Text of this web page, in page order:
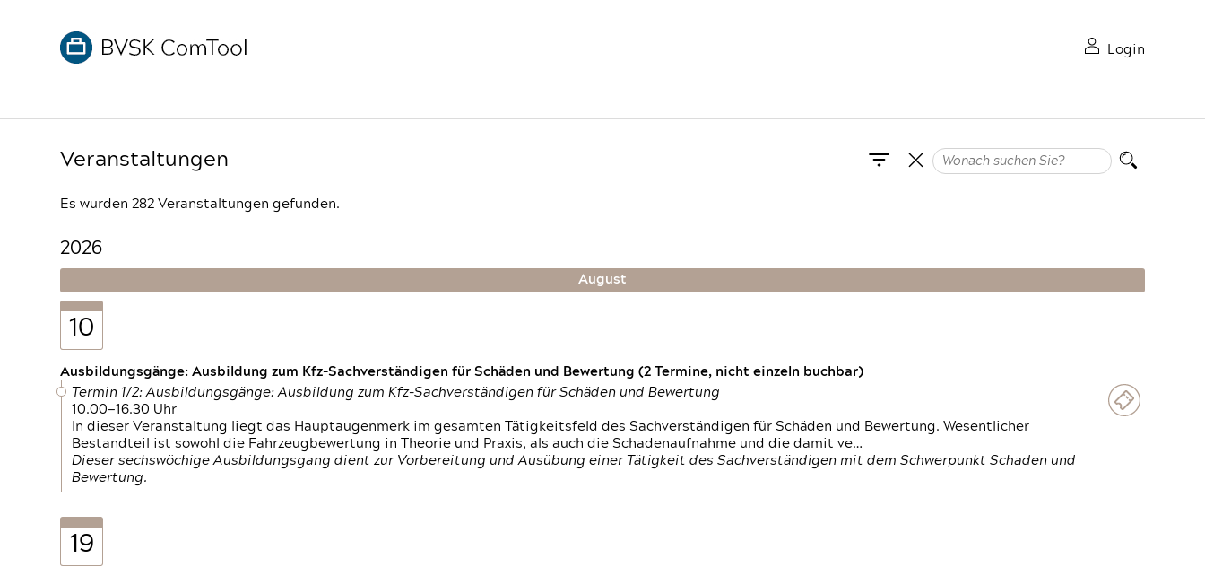
Login
Veranstaltungen
Es wurden 282 Veranstaltungen gefunden.
2026
August
10
Ausbildungsgänge: Ausbildung zum Kfz-Sachverständigen für Schäden und Bewertung (2 Termine, nicht einzeln buchbar)
Termin 1/2: Ausbildungsgänge: Ausbildung zum Kfz-Sachverständigen für Schäden und Bewertung
10.00—16.30 Uhr
In dieser Veranstaltung liegt das Hauptaugenmerk im gesamten Tätigkeitsfeld des Sachverständigen für Schäden und Bewertung. Wesentlicher
Bestandteil ist sowohl die Fahrzeugbewertung in Theorie und Praxis, als auch die Schadenaufnahme und die damit ve…
Dieser sechswöchige Ausbildungsgang dient zur Vorbereitung und Ausübung einer Tätigkeit des Sachverständigen mit dem Schwerpunkt Schaden und
Bewertung.
19